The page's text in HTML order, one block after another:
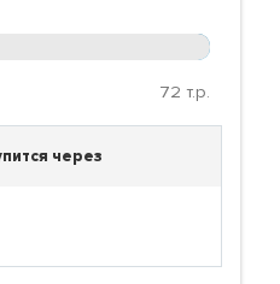
72 т.р.
через